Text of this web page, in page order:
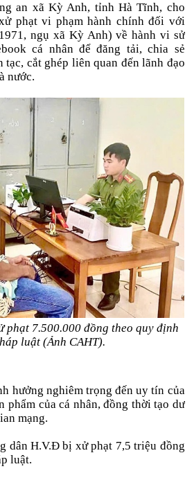
an xã Kỳ Anh, tỉnh Hà Tĩnh, cho
phạt vi phạm hành chính đối với
ngụ xã Kỳ Anh) về hành vi sử
cá nhân để đăng tải, chia sẻ
cắt ghép liên quan đến lãnh đạo
nước.
phạt 7.500.000 đồng theo quy định
luật (Ảnh CAHT).
hưởng nghiêm trọng đến uy tín của
phẩm của cá nhân, đồng thời tạo dư
mạng.
dân H.V.Đ bị xử phạt 7,5 triệu đồng
luật.